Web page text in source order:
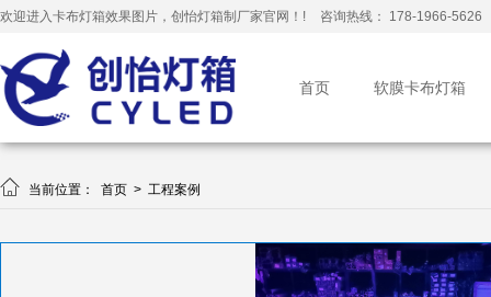
欢迎进入卡布灯箱效果图片，创怡灯箱制厂家官网！! 咨询热线： 178-1966-5626
首页 软膜卡布灯箱
 当前位置： 首页 > 工程案例